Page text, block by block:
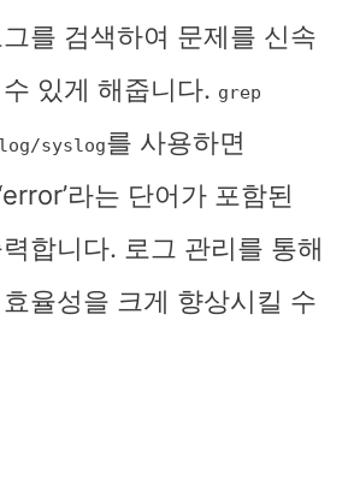
를 검색하여 문제를 신속
있게 해줍니다. grep
syslog를 사용하면
라는 단어가 포함된
합니다. 로그 관리를 통해
율성을 크게 향상시킬 수